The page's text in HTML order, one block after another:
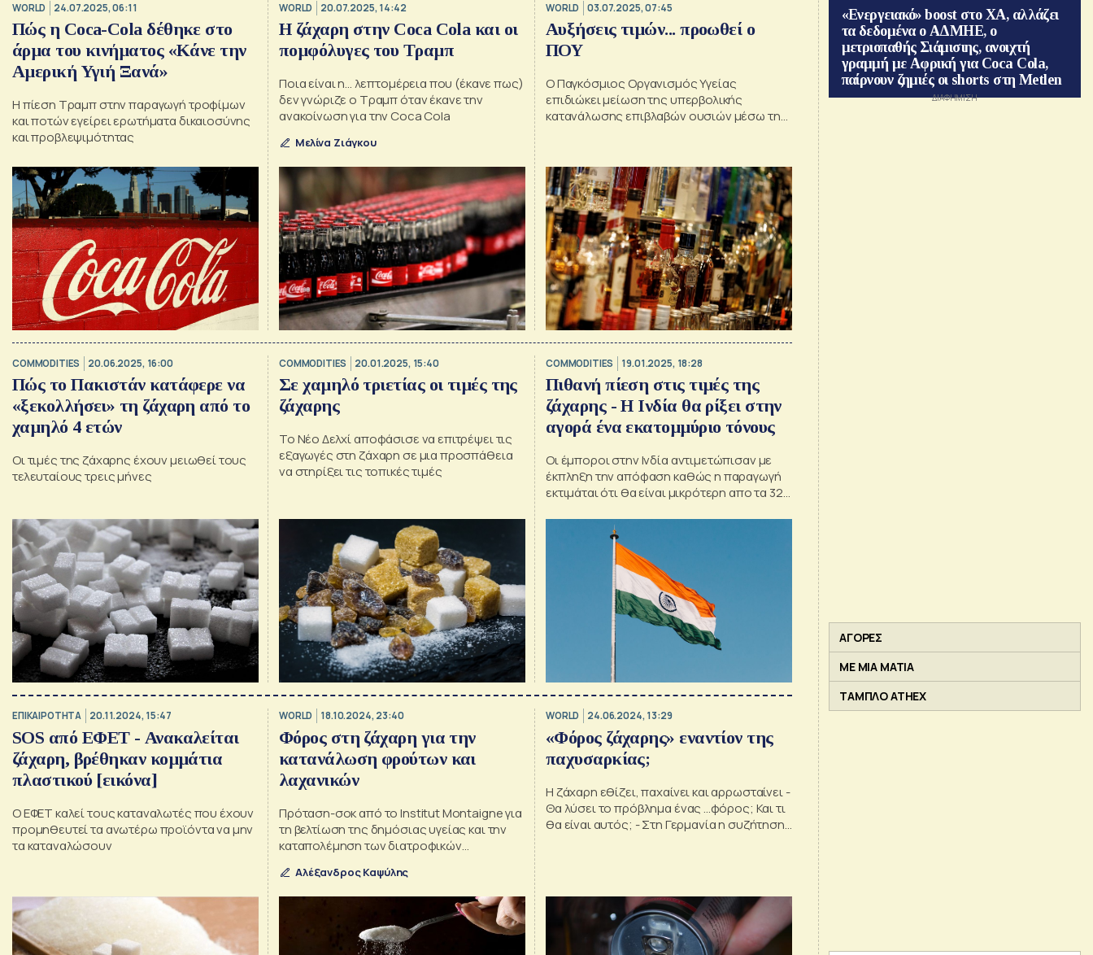
WORLD 24.07.2025, 06:11
Πώς η Coca-Cola δέθηκε στο
άρμα του κινήματος «Κάνε την
Αμερική Υγιή Ξανά»
Η πίεση Τραμπ στην παραγωγή τροφίμων
και ποτών εγείρει ερωτήματα δικαιοσύνης
και προβλεψιμότητας
WORLD 20.07.2025, 14:42
Η ζάχαρη στην Coca Cola και οι
πομφόλυγες του Τραμπ
Ποια είναι η... λεπτομέρεια που (έκανε πως)
δεν γνώριζε ο Τραμπ όταν έκανε την
ανακοίνωση για την Coca Cola
Μελίνα Ζιάγκου
WORLD 03.07.2025, 07:45
Αυξήσεις τιμών... προωθεί ο
ΠΟΥ
Ο Παγκόσμιος Οργανισμός Υγείας
επιδιώκει μείωση της υπερβολικής
κατανάλωσης επιβλαβών ουσιών μέσω της
COMMODITIES 20.06.2025, 16:00
Πώς το Πακιστάν κατάφερε να
«ξεκολλήσει» τη ζάχαρη από το
χαμηλό 4 ετών
Οι τιμές της ζάχαρης έχουν μειωθεί τους
τελευταίους τρεις μήνες
COMMODITIES 20.01.2025, 15:40
Σε χαμηλό τριετίας οι τιμές της
ζάχαρης
Το Νέο Δελχί αποφάσισε να επιτρέψει τις
εξαγωγές στη ζάχαρη σε μια προσπάθεια
να στηρίξει τις τοπικές τιμές
COMMODITIES 19.01.2025, 18:28
Πιθανή πίεση στις τιμές της
ζάχαρης - Η Ινδία θα ρίξει στην
αγορά ένα εκατομμύριο τόνους
Οι έμποροι στην Ινδία αντιμετώπισαν με
έκπληξη την απόφαση καθώς η παραγωγή
εκτιμάται ότι θα είναι μικρότερη απο τα 32
ΕΠΙΚΑΙΡΟΤΗΤΑ 20.11.2024, 15:47
SOS από ΕΦΕΤ - Ανακαλείται
ζάχαρη, βρέθηκαν κομμάτια
πλαστικού [εικόνα]
Ο ΕΦΕΤ καλεί τους καταναλωτές που έχουν
προμηθευτεί τα ανωτέρω προϊόντα να μην
τα καταναλώσουν
WORLD 18.10.2024, 23:40
Φόρος στη ζάχαρη για την
κατανάλωση φρούτων και
λαχανικών
Πρόταση-σοκ από το Institut Montaigne για
τη βελτίωση της δημόσιας υγείας και την
καταπολέμηση των διατροφικών
Αλέξανδρος Καψύλης
WORLD 24.06.2024, 13:29
«Φόρος ζάχαρης» εναντίον της
παχυσαρκίας;
Η ζάχαρη εθίζει, παχαίνει και αρρωσταίνει -
Θα λύσει το πρόβλημα ένας ...φόρος; Και τι
θα είναι αυτός; - Στη Γερμανία η συζήτηση
«Ενεργειακό» boost στο ΧΑ, αλλάζει
τα δεδομένα ο ΑΔΜΗΕ, ο
μετριοπαθής Σιάμισιης, ανοιχτή
γραμμή με Αφρική για Coca Cola,
παίρνουν ζημιές οι shorts στη Metlen
ΑΓΟΡΕΣ
ΜΕ ΜΙΑ ΜΑΤΙΑ
ΤΑΜΠΛΟ ATHEX